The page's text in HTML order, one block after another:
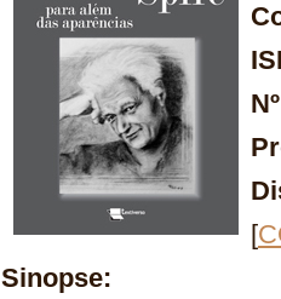
[
Sinopse: